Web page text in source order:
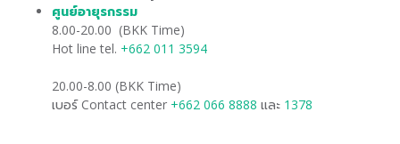
ศูนย์อายุรกรรม
8.00-20.00 (BKK Time)
Hot line tel. +662 011 3594
20.00-8.00 (BKK Time)
เบอร์ Contact center +662 066 8888 และ 1378